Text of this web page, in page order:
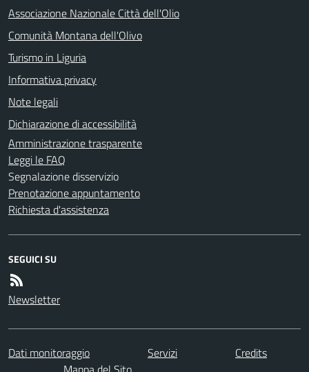
Associazione Nazionale Città dell'Olio
Comunità Montana dell'Olivo
Turismo in Liguria
Informativa privacy
Note legali
Dichiarazione di accessibilità
Amministrazione trasparente
Leggi le FAQ
Segnalazione disservizio
Prenotazione appuntamento
Richiesta d'assistenza
SEGUICI SU
Newsletter
Dati monitoraggio Servizi
Credits